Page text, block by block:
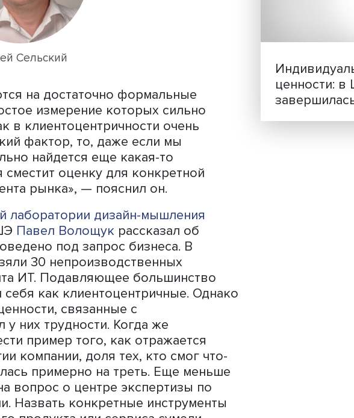
пояснила она.
по развитию компании «Иннотех»
корректного измерения уровня
Андрей Сельский
на достаточно формальные
простое измерение которых сильно
как в клиентоцентричности очень
фактор, то, даже если мы
найдется еще какая-то
сместит оценку для конкретной